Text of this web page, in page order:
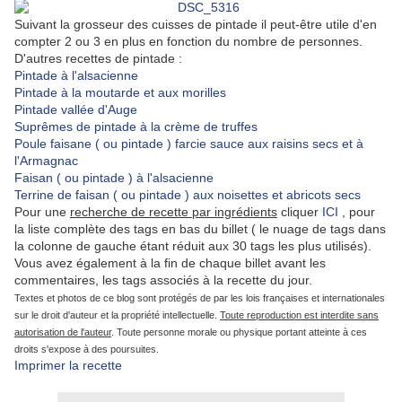
Suivant la grosseur des cuisses de pintade il peut-être utile d'en
compter 2 ou 3 en plus en fonction du nombre de personnes.
D'autres recettes de pintade :
Pintade à l'alsacienne
Pintade à la moutarde et aux morilles
Pintade vallée d'Auge
Suprêmes de pintade à la crème de truffes
Poule faisane ( ou pintade ) farcie sauce aux raisins secs et à
l'Armagnac
Faisan ( ou pintade ) à l'alsacienne
Terrine de faisan ( ou pintade ) aux noisettes et abricots secs
Pour une recherche de recette par ingrédients cliquer ICI , pour
la liste complète des tags en bas du billet ( le nuage de tags dans
la colonne de gauche étant réduit aux 30 tags les plus utilisés).
Vous avez également à la fin de chaque billet avant les
commentaires, les tags associés à la recette du jour.
Textes et photos de ce blog sont protégés de par les lois françaises et internationales
sur le droit d'auteur et la propriété intellectuelle. Toute reproduction est interdite sans
autorisation de l'auteur. Toute personne morale ou physique portant atteinte à ces
droits s'expose à des poursuites.
Imprimer la recette